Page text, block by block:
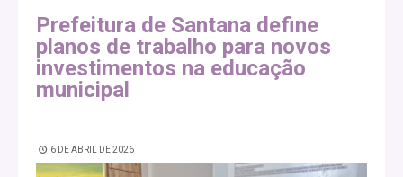
Prefeitura de Santana define
planos de trabalho para novos
investimentos na educação
municipal
6 DE ABRIL DE 2026